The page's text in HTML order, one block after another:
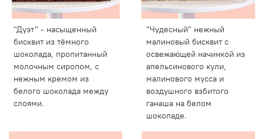
"Дуэт" - насыщенный
бисквит из тёмного
шоколада, пропитанный
молочным сиропом, с
нежным кремом из
белого шоколада между
слоями.
"Чудесный" нежный
малиновый бисквит с
освежающей начинкой из
апельсинового кули,
малинового мусса и
воздушного взбитого
ганаша на белом
шоколаде.